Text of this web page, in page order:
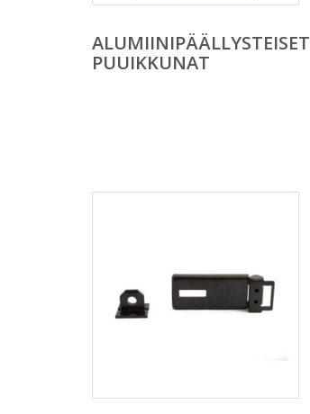
ALUMIINIPÄÄLLYSTEISET
PUUIKKUNAT